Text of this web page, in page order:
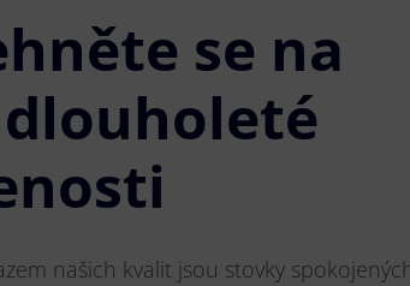
se na
našich kvalit jsou stovky